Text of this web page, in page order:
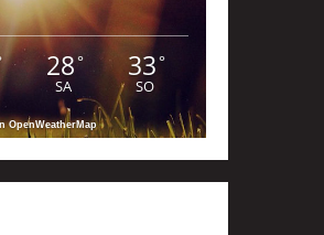
28°
SA
33°
SO
OpenWeatherMap